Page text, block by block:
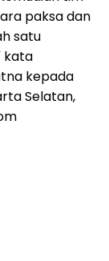
paksa dan
satu
kata
kepada
Selatan,